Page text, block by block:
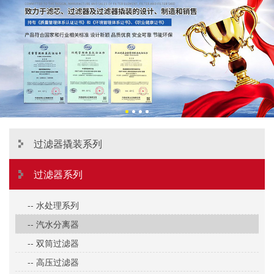
过滤器撬装系列
过滤器系列
-- 水处理系列
-- 汽水分离器
-- 双筒过滤器
-- 高压过滤器